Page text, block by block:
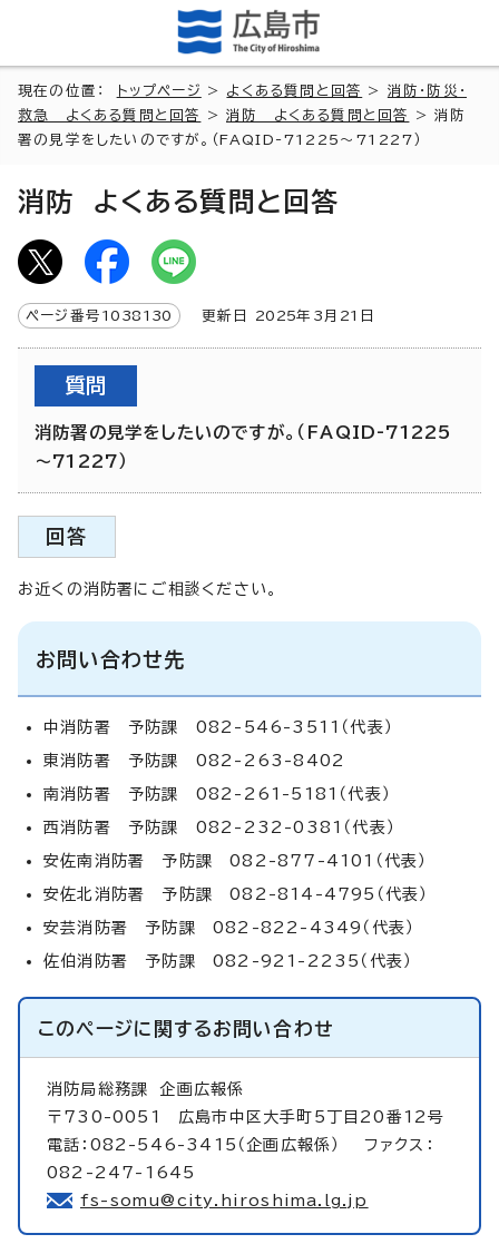
現在の位置： トップページ > よくある質問と回答 > 消防・防災・
救急 よくある質問と回答
>消防 よくある質問と回答
> 消防
署の見学をしたいのですが。（FAQID-71225～71227）
消防 よくある質問と回答
ページ番号 1038130 更新日 2025年3月 21 日
質問
消防署の見学をしたいのですが。（FAQID-71225
～71227）
回答
お近くの消防署にご相談ください。
お問い合わせ先
中消防署 予防課 082-546-3511（代表）
東消防署 予防課 082-263-8402
南消防署 予防課 082-261-5181（代表）
西消防署 予防課 082-232-0381（代表）
安佐南消防署 予防課 082-877-4101（代表）
安佐北消防署 予防課 082-814-4795（代表）
安芸消防署 予防課 082-822-4349（代表）
佐伯消防署 予防課 082-921-2235（代表）
このページに関するお問い合わせ
消防局総務課企画広報係
〒730-0051 広島市中区大手町5丁目20番12号
電話：082-546-3415（企画広報係） ファクス：
082-247-1645
fs-somu@city.hiroshima.lg.jp